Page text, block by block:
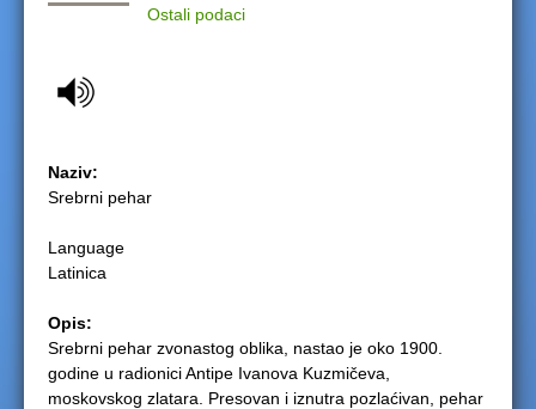
e
e
r
e
Ostali podaci
Naziv:
Srebrni pehar
Language
Latinica
Opis:
Srebrni pehar zvonastog oblika, nastao je oko 1900.
godine u radionici Antipe Ivanova Kuzmičeva,
moskovskog zlatara. Presovan i iznutra pozlaćivan, pehar